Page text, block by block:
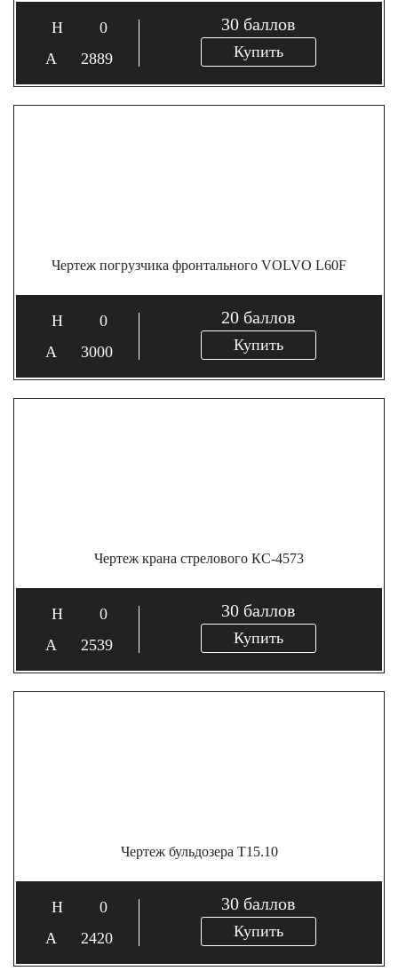
0
2889
30 баллов
Купить
Чертеж погрузчика фронтального VOLVO L60F
0
3000
20 баллов
Купить
Чертеж крана стрелового КС-4573
0
2539
30 баллов
Купить
Чертеж бульдозера Т15.10
0
2420
30 баллов
Купить